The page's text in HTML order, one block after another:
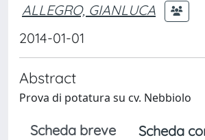
ALLEGRO, GIANLUCA
2014-01-01
Abstract
Prova di potatura su cv. Nebbiolo
Scheda breve
Scheda